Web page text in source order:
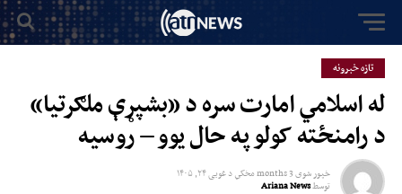
تازه خبرونه
له اسلامي امارت سره د «بشپړې ملګرتیا»
د رامنځته کولو په حال یوو – روسیه
خپور شوی3 months مخکي دغویی ۲۴, ۱۴۰۵
توسطAriana News